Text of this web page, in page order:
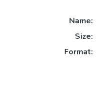
Name:
Size:
Format: